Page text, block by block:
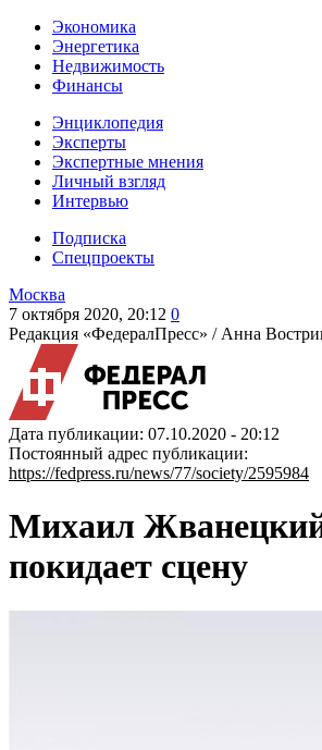
Экономика
Энергетика
Недвижимость
Финансы
Энциклопедия
Эксперты
Экспертные мнения
Личный взгляд
Интервью
Подписка
Спецпроекты
Москва
7 октября 2020, 20:12 0
Редакция «ФедералПресс» / Анна
Дата публикации: 07.10.2020 - 20:12
Постоянный адрес публикации:
https://fedpress.ru/news/77/society/2595984
Михаил
покидает сцену